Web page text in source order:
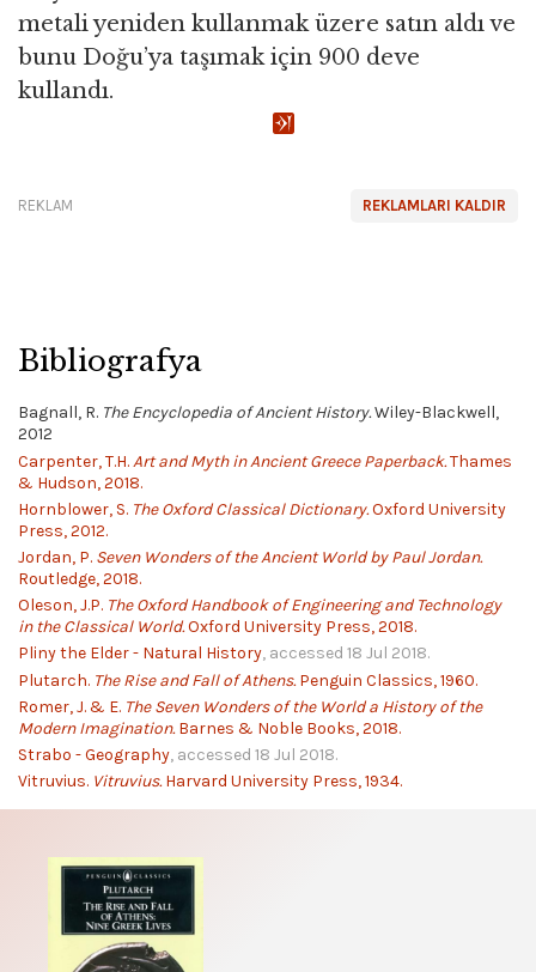
metali yeniden kullanmak üzere satın aldı ve
bunu Doğu’ya taşımak için 900 deve
kullandı.
REKLAMLARI KALDIR
REKLAM
Bibliografya
Bagnall, R. The Encyclopedia of Ancient History.Wiley-Blackwell,
2012
Carpenter, T.H.Art and Myth in Ancient Greece Paperback.Thames
& Hudson, 2018.
Hornblower, S. The Oxford Classical Dictionary.Oxford University
Press, 2012.
Jordan, P. Seven Wonders of the Ancient World by Paul Jordan.
Routledge, 2018.
Oleson, J.P. The Oxford Handbook of Engineering and Technology
in the Classical World.Oxford University Press, 2018.
Pliny the Elder - Natural History, accessed 18 Jul 2018.
Plutarch. The Rise and Fall of Athens.Penguin Classics, 1960.
Romer, J. & E. The Seven Wonders of the World a History of the
Modern Imagination.Barnes & Noble Books, 2018.
Strabo - Geography, accessed 18 Jul 2018.
Vitruvius. Vitruvius.Harvard University Press, 1934.